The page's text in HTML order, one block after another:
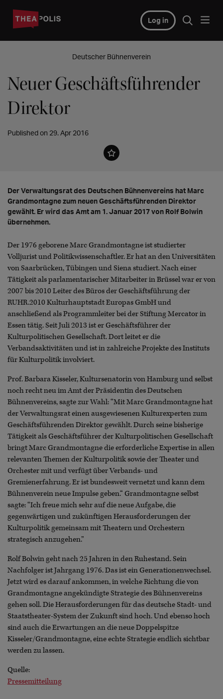
Log in
Deutscher Bühnenverein
Neuer Geschäftsführender
Direktor
Published on 29. Apr 2016
Der Verwaltungsrat des Deutschen Bühnenvereins hat Marc
Grandmontagne zum neuen Geschäftsführenden Direktor
gewählt. Er wird das Amt am 1. Januar 2017 von Rolf Bolwin
übernehmen.
Der 1976 geborene Marc Grandmontagne ist studierter
Volljurist und Politikwissenschaftler. Er hat an den Universitäten
von Saarbrücken, Tübingen und Siena studiert. Nach einer
Tätigkeit als parlamentarischer Mitarbeiter in Brüssel war er von
2007 bis 2010 Leiter des Büros der Geschäftsführung der
RUHR.2010 Kulturhauptstadt Europas GmbH und
anschließend als Programmleiter bei der Stiftung Mercator in
Essen tätig. Seit Juli 2013 ist er Geschäftsführer der
Kulturpolitischen Gesellschaft. Dort leitet er die
Verbandsaktivitäten und ist in zahlreiche Projekte des Instituts
für Kulturpolitik involviert.
Prof. Barbara Kisseler, Kultursenatorin von Hamburg und selbst
noch recht neu im Amt der Präsidentin des Deutschen
Bühnenvereins, sagte zur Wahl: “Mit Marc Grandmontagne hat
der Verwaltungsrat einen ausgewiesenen Kulturexperten zum
Geschäftsführenden Direktor gewählt. Durch seine bisherige
Tätigkeit als Geschäftsführer der Kulturpolitischen Gesellschaft
bringt Marc Grandmontagne die erforderliche Expertise in allen
relevanten Themen der Kulturpolitik sowie der Theater und
Orchester mit und verfügt über Verbands- und
Gremienerfahrung. Er ist bundesweit vernetzt und kann dem
Bühnenverein neue Impulse geben.“ Grandmontagne selbst
sagte: “Ich freue mich sehr auf die neue Aufgabe, die
gegenwärtigen und zukünftigen Herausforderungen der
Kulturpolitik gemeinsam mit Theatern und Orchestern
strategisch anzugehen.”
Rolf Bolwin geht nach 25 Jahren in den Ruhestand. Sein
Nachfolger ist Jahrgang 1976. Das ist ein Generationenwechsel.
Jetzt wird es darauf ankommen, in welche Richtung die von
Grandmontagne angekündigte Strategie des Bühnenvereins
gehen soll. Die Herausforderungen für das deutsche Stadt- und
Staatstheater-System der Zukunft sind hoch. Und ebenso hoch
sind auch die Erwartungen an die neue Doppelspitze
Kisseler/Grandmontagne, eine echte Strategie endlich sichtbar
werden zu lassen.
Quelle:
Pressemitteilung